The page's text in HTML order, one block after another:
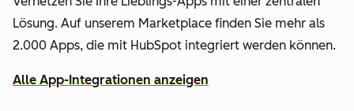
Lösung. Auf unserem Marketplace finden Sie mehr als
2.000 Apps, die mit HubSpot integriert werden können.
Alle App-Integrationen anzeigen